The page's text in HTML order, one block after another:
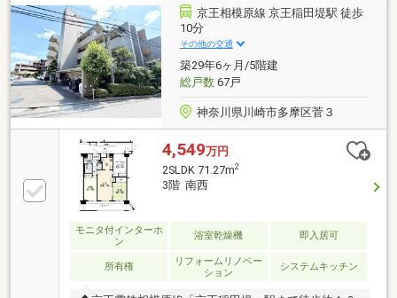
ます。【住宅ローンに強い！】常時20行以上の金融機
関と取引有り。お客様に合わせて適切なプランをご提
案させて頂きます。
京王相模原線 京王稲田堤駅 徒歩
10分
その他の交通
築29年6ヶ月/5階建
総戸数67戸
神奈川県川崎市多摩区菅３
4,549万円
2SLDK 71.27m2
3階 南西
モニタ付インターホ
ン
浴室乾燥機 即入居可
所有権
リフォームリノベー
ション
システムキッチン